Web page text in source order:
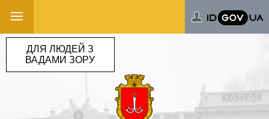
ДЛЯ ЛЮДЕЙ З
ВАДАМИ ЗОРУ